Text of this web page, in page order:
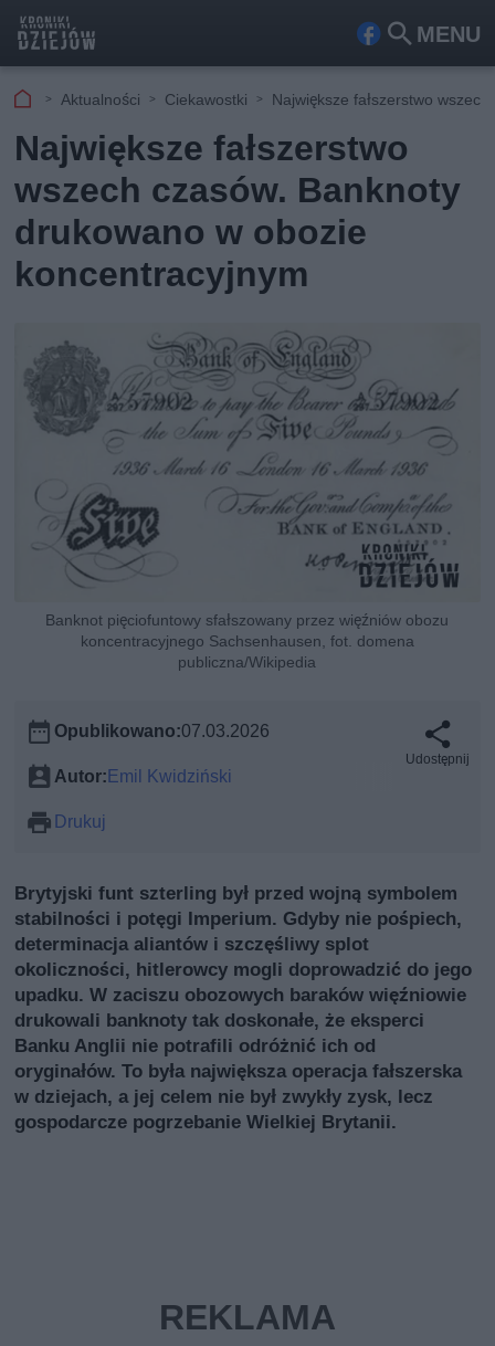
MENU
Fa
ceb
ook
Szu
Aktualności Ciekawostki Największe fałszerstwo
Największe fałszerstwo
wszech czasów. Banknoty
drukowano w obozie
koncentracyjnym
Banknot pięciofuntowy sfałszowany przez więźniów obozu
koncentracyjnego Sachsenhausen, fot. domena
publiczna/Wikipedia
Opublikowano:07.03.2026
Autor: Emil Kwidziński
Drukuj
Udostępnij
Brytyjski funt szterling był przed wojną symbolem
stabilności i potęgi Imperium. Gdyby nie pośpiech,
determinacja aliantów i szczęśliwy splot
okoliczności, hitlerowcy mogli doprowadzić do jego
upadku. W zaciszu obozowych baraków więźniowie
drukowali banknoty tak doskonałe, że eksperci
Banku Anglii nie potrafili odróżnić ich od
oryginałów. To była największa operacja fałszerska
w dziejach, a jej celem nie był zwykły zysk, lecz
gospodarcze pogrzebanie Wielkiej Brytanii.